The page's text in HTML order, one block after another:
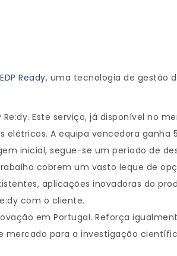
EDP Ready, uma tecnologia de gestão
Este serviço, já disponível no
A equipa vencedora ganha
inicial, segue-se um período de
cobrem um vasto leque de
aplicações inovadoras do
com o cliente.
em Portugal. Reforça
mercado para a investigação